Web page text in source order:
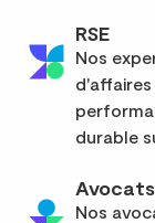
RSE
Nos
durable
Avocats
Nos